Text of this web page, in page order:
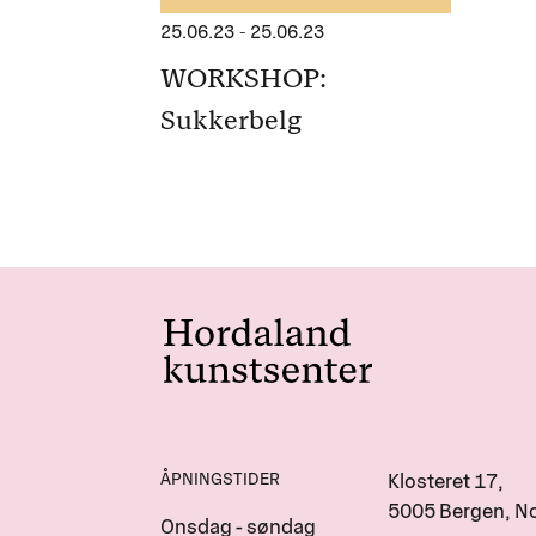
25.06.23 - 25.06.23
WORKSHOP:
Sukkerbelg
ÅPNINGSTIDER
Onsdag - søndag
Klosteret 17,
5005 Bergen,